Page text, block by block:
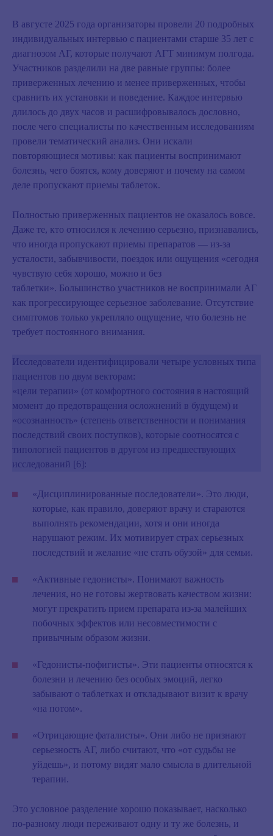
В августе 2025 года организаторы провели 20 подробных
индивидуальных интервью с пациентами старше 35 лет с
диагнозом АГ, которые получают АГТ минимум полгода.
Участников разделили на две равные группы: более
приверженных лечению и менее приверженных, чтобы
сравнить их установки и поведение. Каждое интервью
длилось до двух часов и расшифровывалось дословно,
после чего специалисты по качественным исследованиям
провели тематический анализ. Они искали
повторяющиеся мотивы: как пациенты воспринимают
болезнь, чего боятся, кому доверяют и почему на самом
деле пропускают приемы таблеток.
Полностью приверженных пациентов не оказалось вовсе.
Даже те, кто относился к лечению серьезно, признавались,
что иногда пропускают приемы препаратов — из‑за
усталости, забывчивости, поездок или ощущения «сегодня
чувствую себя хорошо, можно и без
таблетки». Большинство участников не воспринимали АГ
как прогрессирующее серьезное заболевание. Отсутствие
симптомов только укрепляло ощущение, что болезнь не
требует постоянного внимания.
Исследователи идентифицировали четыре условных типа
пациентов по двум векторам:
«цели терапии» (от комфортного состояния в настоящий
момент до предотвращения осложнений в будущем) и
«осознанность» (степень ответственности и понимания
последствий своих поступков), которые соотносятся c
типологией пациентов в другом из предшествующих
исследований [6]:
«Дисциплинированные последователи». Это люди,
которые, как правило, доверяют врачу и стараются
выполнять рекомендации, хотя и они иногда
нарушают режим. Их мотивирует страх серьезных
последствий и желание «не стать обузой» для семьи.
«Активные гедонисты». Понимают важность
лечения, но не готовы жертвовать качеством жизни:
могут прекратить прием препарата из‑за малейших
побочных эффектов или несовместимости с
привычным образом жизни.
«Гедонисты-пофигисты». Эти пациенты относятся к
болезни и лечению без особых эмоций, легко
забывают о таблетках и откладывают визит к врачу
«на потом».
«Отрицающие фаталисты». Они либо не признают
серьезность АГ, либо считают, что «от судьбы не
уйдешь», и потому видят мало смысла в длительной
терапии.
Это условное разделение хорошо показывает, насколько
по‑разному люди переживают одну и ту же болезнь, и